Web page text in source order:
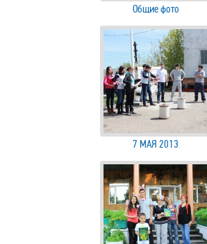
Общие фото
7 МАЯ 2013